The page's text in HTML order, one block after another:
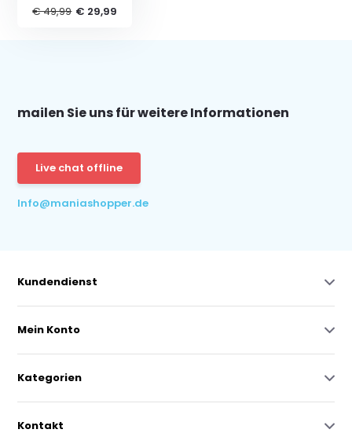
€ 49,99 € 29,99
mailen Sie uns für weitere Informationen
Live chat offline
Info@maniashopper.de
Kundendienst
Mein Konto
Kategorien
Kontakt